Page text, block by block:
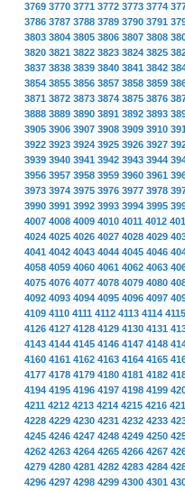
3769 3770 3771 3772 3773 3774
3786 3787 3788 3789 3790 3791
3803 3804 3805 3806 3807 3808
3820 3821 3822 3823 3824 3825
3837 3838 3839 3840 3841 3842
3854 3855 3856 3857 3858 3859
3871 3872 3873 3874 3875 3876
3888 3889 3890 3891 3892 3893
3905 3906 3907 3908 3909 3910
3922 3923 3924 3925 3926 3927
3939 3940 3941 3942 3943 3944
3956 3957 3958 3959 3960 3961
3973 3974 3975 3976 3977 3978
3990 3991 3992 3993 3994 3995
4007 4008 4009 4010 4011 4012
4024 4025 4026 4027 4028 4029
4041 4042 4043 4044 4045 4046
4058 4059 4060 4061 4062 4063
4075 4076 4077 4078 4079 4080
4092 4093 4094 4095 4096 4097
4109 4110 4111 4112 4113 4114 4115
4126 4127 4128 4129 4130 4131
4143 4144 4145 4146 4147 4148
4160 4161 4162 4163 4164 4165
4177 4178 4179 4180 4181 4182
4194 4195 4196 4197 4198 4199
4211 4212 4213 4214 4215 4216
4228 4229 4230 4231 4232 4233
4245 4246 4247 4248 4249 4250
4262 4263 4264 4265 4266 4267
4279 4280 4281 4282 4283 4284
4296 4297 4298 4299 4300 4301